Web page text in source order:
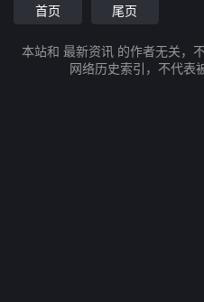
首页
尾页
本站和 最新资讯 的作者无关，
网络历史索引，不代表